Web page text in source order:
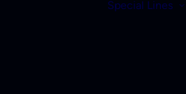
Special Lines